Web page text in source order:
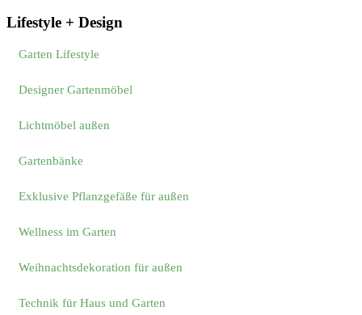
Lifestyle + Design
Garten Lifestyle
Designer Gartenmöbel
Lichtmöbel außen
Gartenbänke
Exklusive Pflanzgefäße für außen
Wellness im Garten
Weihnachtsdekoration für außen
Technik für Haus und Garten